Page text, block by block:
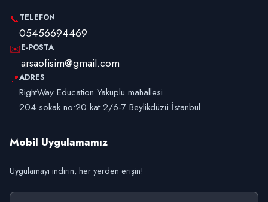
📞TELEFON
05456694469
✉️E-POSTA
arsaofisim@gmail.com
📍ADRES
RightWay Education Yakuplu mahallesi
204 sokak no:20 kat 2/6-7 Beylikdüzü İstanbul
Mobil Uygulamamız
Uygulamayı indirin, her yerden erişin!